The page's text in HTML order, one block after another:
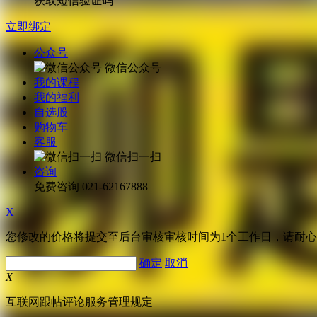
立即绑定
公众号
微信公众号
我的课程
我的福利
自选股
购物车
客服
微信扫一扫
咨询
免费咨询 021-62167888
X
您修改的价格将提交至后台审核审核时间为1个工作日，请耐
确定 取消
X
互联网跟帖评论服务管理规定